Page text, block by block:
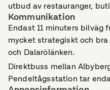
utbud av restauranger,
Kommunikation
Endast 11 minuters bilväg
mycket strategiskt och
och Dalarölänken.
Direktbuss mellan
Pendeltågsstation tar